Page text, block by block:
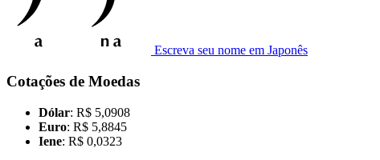
Escreva seu nome em Japonês
Cotações de Moedas
Dólar: R$ 5,0908
Euro: R$ 5,8845
Iene: R$ 0,0323